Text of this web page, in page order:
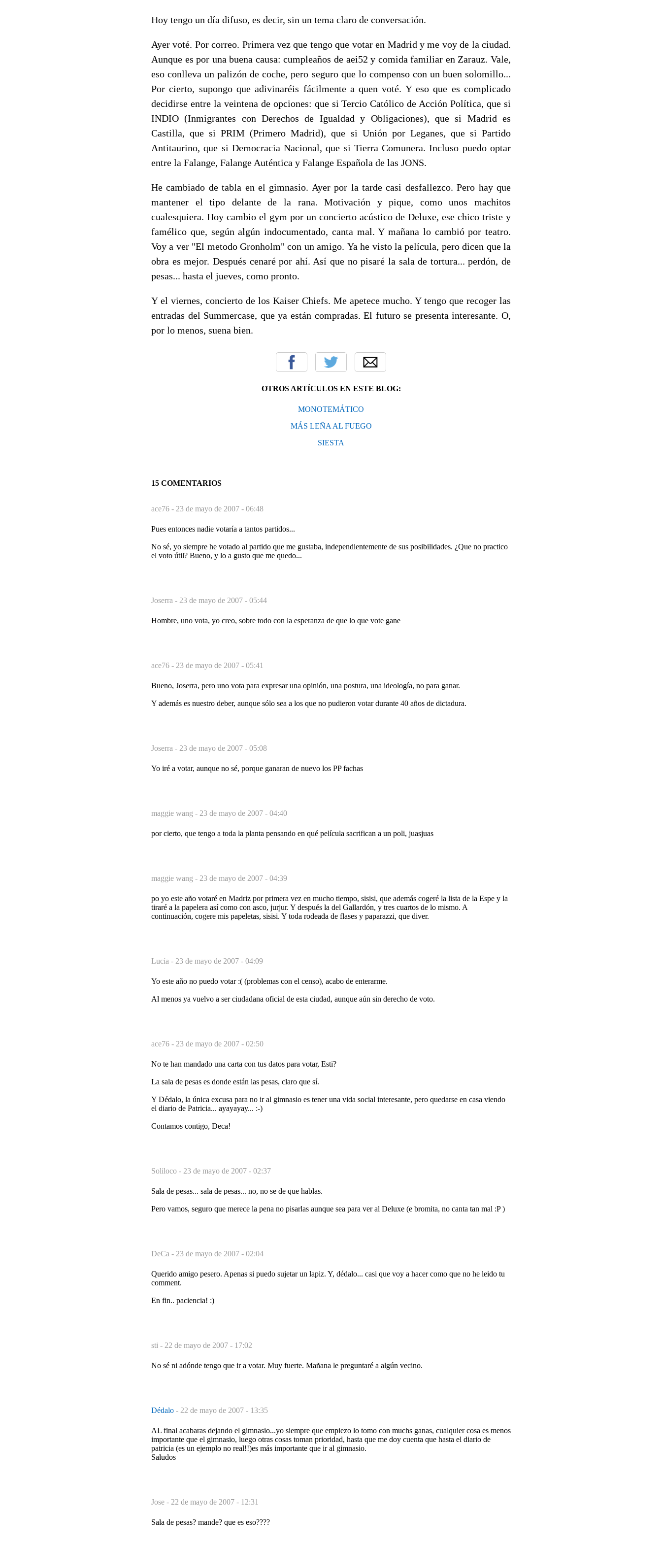
Hoy tengo un día difuso, es decir, sin un tema claro de conversación.
Ayer voté. Por correo. Primera vez que tengo que votar en Madrid y me voy de la ciudad.
Aunque es por una buena causa: cumpleaños de aei52 y comida familiar en Zarauz. Vale,
eso conlleva un palizón de coche, pero seguro que lo compenso con un buen solomillo...
Por cierto, supongo que adivinaréis fácilmente a quen voté. Y eso que es complicado
decidirse entre la veintena de opciones: que si Tercio Católico de Acción Política, que si
INDIO (Inmigrantes con Derechos de Igualdad y Obligaciones), que si Madrid es
Castilla, que si PRIM (Primero Madrid), que si Unión por Leganes, que si Partido
Antitaurino, que si Democracia Nacional, que si Tierra Comunera. Incluso puedo optar
entre la Falange, Falange Auténtica y Falange Española de las JONS.
He cambiado de tabla en el gimnasio. Ayer por la tarde casi desfallezco. Pero hay que
mantener el tipo delante de la rana. Motivación y pique, como unos machitos
cualesquiera. Hoy cambio el gym por un concierto acústico de Deluxe, ese chico triste y
famélico que, según algún indocumentado, canta mal. Y mañana lo cambió por teatro.
Voy a ver "El metodo Gronholm" con un amigo. Ya he visto la película, pero dicen que la
obra es mejor. Después cenaré por ahí. Así que no pisaré la sala de tortura... perdón, de
pesas... hasta el jueves, como pronto.
Y el viernes, concierto de los Kaiser Chiefs. Me apetece mucho. Y tengo que recoger las
entradas del Summercase, que ya están compradas. El futuro se presenta interesante. O,
por lo menos, suena bien.
OTROS ARTÍCULOS EN ESTE BLOG:
MONOTEMÁTICO
MÁS LEÑA AL FUEGO
SIESTA
15 COMENTARIOS
ace76 - 23 de mayo de 2007 - 06:48
Pues entonces nadie votaría a tantos partidos...
No sé, yo siempre he votado al partido que me gustaba, independientemente de sus posibilidades. ¿Que no practico
el voto útil? Bueno, y lo a gusto que me quedo...
Joserra - 23 de mayo de 2007 - 05:44
Hombre, uno vota, yo creo, sobre todo con la esperanza de que lo que vote gane
ace76 - 23 de mayo de 2007 - 05:41
Bueno, Joserra, pero uno vota para expresar una opinión, una postura, una ideología, no para ganar.
Y además es nuestro deber, aunque sólo sea a los que no pudieron votar durante 40 años de dictadura.
Joserra - 23 de mayo de 2007 - 05:08
Yo iré a votar, aunque no sé, porque ganaran de nuevo los PP fachas
maggie wang - 23 de mayo de 2007 - 04:40
por cierto, que tengo a toda la planta pensando en qué película sacrifican a un poli, juasjuas
maggie wang - 23 de mayo de 2007 - 04:39
po yo este año votaré en Madriz por primera vez en mucho tiempo, sisisi, que además cogeré la lista de la Espe y la
tiraré a la papelera así como con asco, jurjur. Y después la del Gallardón, y tres cuartos de lo mismo. A
continuación, cogere mis papeletas, sisisi. Y toda rodeada de flases y paparazzi, que diver.
Lucía - 23 de mayo de 2007 - 04:09
Yo este año no puedo votar :( (problemas con el censo), acabo de enterarme.
Al menos ya vuelvo a ser ciudadana oficial de esta ciudad, aunque aún sin derecho de voto.
ace76 - 23 de mayo de 2007 - 02:50
No te han mandado una carta con tus datos para votar, Esti?
La sala de pesas es donde están las pesas, claro que sí.
Y Dédalo, la única excusa para no ir al gimnasio es tener una vida social interesante, pero quedarse en casa viendo
el diario de Patricia... ayayayay... :-)
Contamos contigo, Deca!
Soliloco - 23 de mayo de 2007 - 02:37
Sala de pesas... sala de pesas... no, no se de que hablas.
Pero vamos, seguro que merece la pena no pisarlas aunque sea para ver al Deluxe (e bromita, no canta tan mal :P )
DeCa - 23 de mayo de 2007 - 02:04
Querido amigo pesero. Apenas si puedo sujetar un lapiz. Y, dédalo... casi que voy a hacer como que no he leido tu
comment.
En fin.. paciencia! :)
sti - 22 de mayo de 2007 - 17:02
No sé ni adónde tengo que ir a votar. Muy fuerte. Mañana le preguntaré a algún vecino.
Dédalo - 22 de mayo de 2007 - 13:35
AL final acabaras dejando el gimnasio...yo siempre que empiezo lo tomo con muchs ganas, cualquier cosa es menos
importante que el gimnasio, luego otras cosas toman prioridad, hasta que me doy cuenta que hasta el diario de
patricia (es un ejemplo no real!!)es más importante que ir al gimnasio.
Saludos
Jose - 22 de mayo de 2007 - 12:31
Sala de pesas? mande? que es eso????